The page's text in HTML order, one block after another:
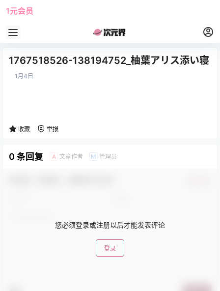
1元会员
1767518526-138194752_柚葉アリス添い寝
1月4日
收藏 举报
0 条回复 A 文章作者 M 管理员
您必须登录或注册以后才能发表评论
登录